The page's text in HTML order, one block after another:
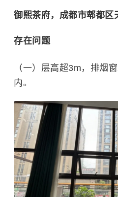
御熙茶府，成都市郫都区
存在问题
（一）层高超3m，排烟
内。